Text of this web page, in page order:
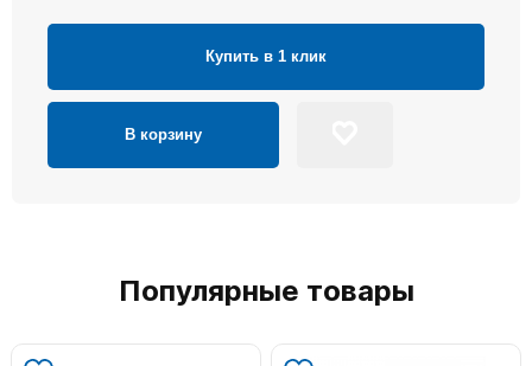
Купить в 1 клик
В корзину
Популярные товары